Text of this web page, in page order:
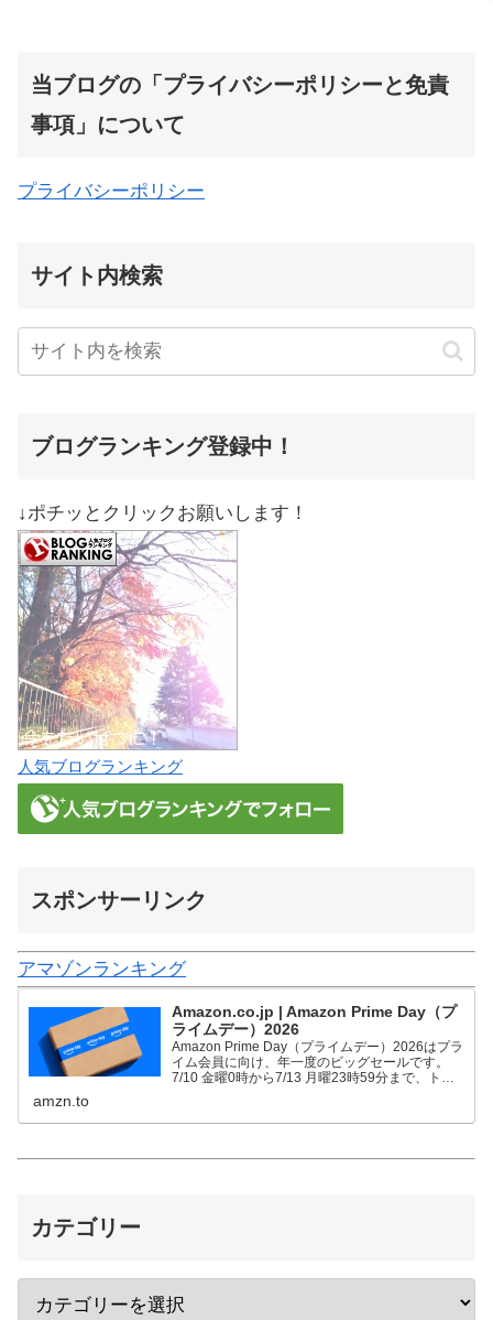
当ブログの「プライバシーポリシーと免責
事項」について
プライバシーポリシー
サイト内検索
ブログランキング登録中！
↓ポチッとクリックお願いします！
人気ブログランキング
スポンサーリンク
アマゾンランキング
Amazon.co.jp | Amazon Prime Day（プ
ライムデー）2026
Amazon Prime Day（プライムデー）2026はプラ
イム会員に向け、年一度のビッグセールです。
7/10 金曜0時から7/13 月曜23時59分まで、トッ
amzn.to
カテゴリー